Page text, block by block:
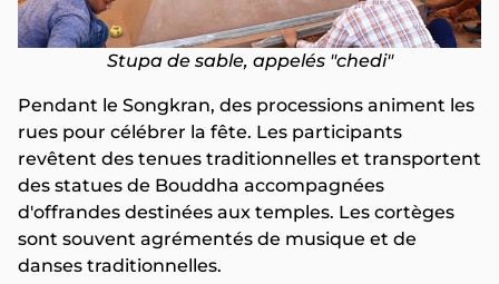
Stupa de sable, appelés "chedi"
Pendant le Songkran, des processions animent les
rues pour célébrer la fête. Les participants
revêtent des tenues traditionnelles et transportent
des statues de Bouddha accompagnées
d'offrandes destinées aux temples. Les cortèges
sont souvent agrémentés de musique et de
danses traditionnelles.